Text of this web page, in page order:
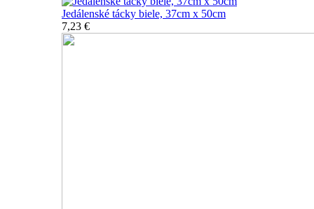
Jedálenské tácky biele, 37cm x 50cm
7,23 €